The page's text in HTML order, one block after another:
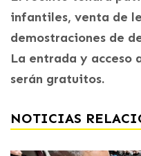
infantiles, venta de
demostraciones de
La entrada y acceso
serán gratuitos.
NOTICIAS